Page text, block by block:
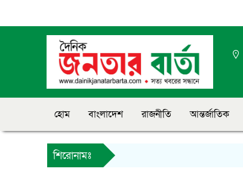
হোম বাংলাদেশ রাজনীতি আন্তর্জাতিক
শিরোনামঃ